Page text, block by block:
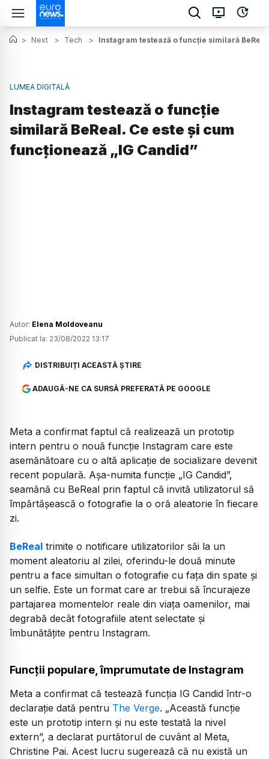
> Next > Tech > Instagram testează o funcție similară
LUMEA DIGITALĂ
Instagram testează o funcție
similară BeReal. Ce este și cum
funcționează „IG Candid”
Autor: Elena Moldoveanu
Publicat la: 23/08/2022 13:17
DISTRIBUIȚI ACEASTĂ ȘTIRE
ADAUGĂ-NE CA SURSĂ PREFERATĂ PE GOOGLE
Meta a confirmat faptul că realizează un prototip
intern pentru o nouă funcție Instagram care este
asemănătoare cu o altă aplicație de socializare devenit
recent populară. Așa-numita funcție „IG Candid”,
seamănă cu BeReal prin faptul că invită utilizatorul să
împărtășească o fotografie la o oră aleatorie în fiecare
zi.
BeReal trimite o notificare utilizatorilor săi la un
moment aleatoriu al zilei, oferindu-le două minute
pentru a face simultan o fotografie cu fața din spate și
un selfie. Este un format care ar trebui să încurajeze
partajarea momentelor reale din viața oamenilor, mai
degrabă decât fotografiile atent selectate și
îmbunătățite pentru Instagram.
Funcții populare, împrumutate de Instagram
Meta a confirmat că testează funcția IG Candid într-o
declarație dată pentru The Verge. „Această funcție
este un prototip intern și nu este testată la nivel
extern”, a declarat purtătorul de cuvânt al Meta,
Christine Pai. Acest lucru sugerează că nu există un